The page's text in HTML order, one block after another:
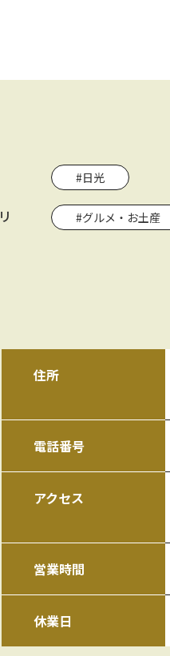
#日光
#グルメ・お土産
住所
電話番号
アクセス
営業時間
休業日